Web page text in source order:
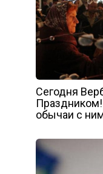
Сегодня
обычаи с